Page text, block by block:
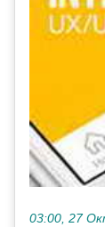
03:00, 27